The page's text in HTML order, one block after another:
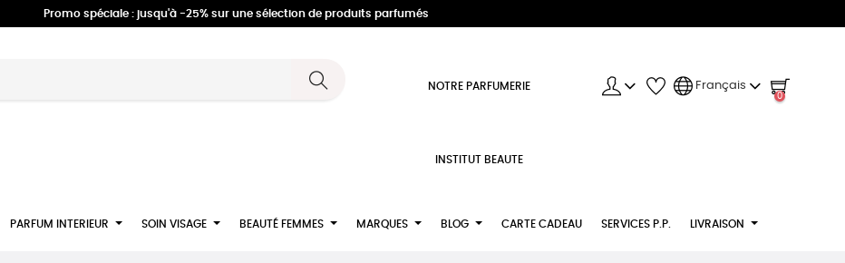
Promo spéciale : jusqu'à -25% sur une sélection de produits parfumés
NOTRE PARFUMERIE
INSTITUT BEAUTE
Français
0
PARFUM INTERIEUR SOIN VISAGE BEAUTÉ FEMMES MARQUES BLOG CARTE CADEAU SERVICES P.P. LIVRAISON